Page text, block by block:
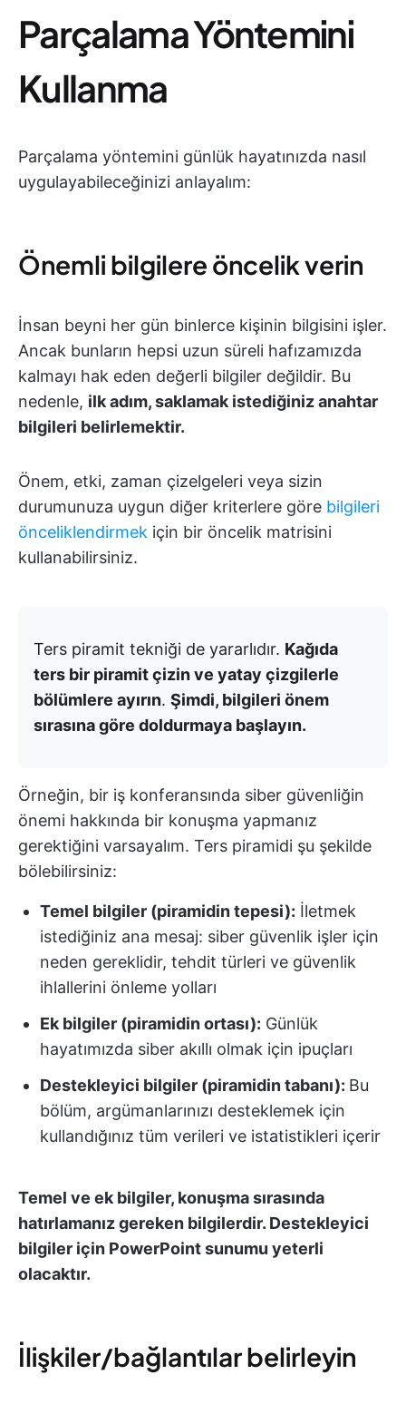
Parçalama Yöntemini
Kullanma
Parçalama yöntemini günlük hayatınızda nasıl
uygulayabileceğinizi anlayalım:
Önemli bilgilere öncelik verin
İnsan beyni her gün binlerce kişinin bilgisini işler.
Ancak bunların hepsi uzun süreli hafızamızda
kalmayı hak eden değerli bilgiler değildir. Bu
nedenle, ilk adım, saklamak istediğiniz anahtar
bilgileri belirlemektir.
Önem, etki, zaman çizelgeleri veya sizin
durumunuza uygun diğer kriterlere göre bilgileri
önceliklendirmek için bir öncelik matrisini
kullanabilirsiniz.
Ters piramit tekniği de yararlıdır. Kağıda
ters bir piramit çizin ve yatay çizgilerle
bölümlere ayırın. Şimdi, bilgileri önem
sırasına göre doldurmaya başlayın.
Örneğin, bir iş konferansında siber güvenliğin
önemi hakkında bir konuşma yapmanız
gerektiğini varsayalım. Ters piramidi şu şekilde
bölebilirsiniz:
Temel bilgiler (piramidin tepesi): İletmek
istediğiniz ana mesaj: siber güvenlik işler için
neden gereklidir, tehdit türleri ve güvenlik
ihlallerini önleme yolları
Ek bilgiler (piramidin ortası): Günlük
hayatımızda siber akıllı olmak için ipuçları
Destekleyici bilgiler (piramidin tabanı): Bu
bölüm, argümanlarınızı desteklemek için
kullandığınız tüm verileri ve istatistikleri içerir
Temel ve ek bilgiler, konuşma sırasında
hatırlamanız gereken bilgilerdir. Destekleyici
bilgiler için PowerPoint sunumu yeterli
olacaktır.
İlişkiler/bağlantılar belirleyin